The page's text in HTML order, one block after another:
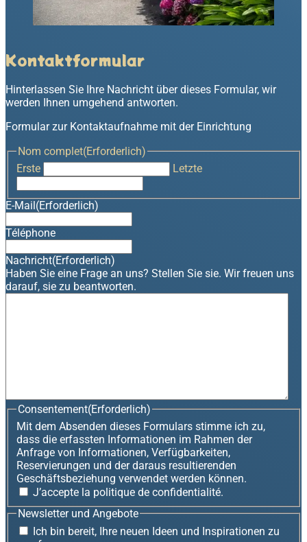
Kontaktformular
Hinterlassen Sie Ihre Nachricht über dieses Formular, wir
werden Ihnen umgehend antworten.
Formular zur Kontaktaufnahme mit der Einrichtung
Nom complet(Erforderlich)
Erste
Letzte
E-Mail(Erforderlich)
Téléphone
Nachricht(Erforderlich)
Haben Sie eine Frage an uns? Stellen Sie sie. Wir freuen uns
darauf, sie zu beantworten.
Consentement(Erforderlich)
Mit dem Absenden dieses Formulars stimme ich zu,
dass die erfassten Informationen im Rahmen der
Anfrage von Informationen, Verfügbarkeiten,
Reservierungen und der daraus resultierenden
Geschäftsbeziehung verwendet werden können.
J’accepte la politique de confidentialité.
Newsletter und Angebote
Ich bin bereit, Ihre neuen Ideen und Inspirationen zu